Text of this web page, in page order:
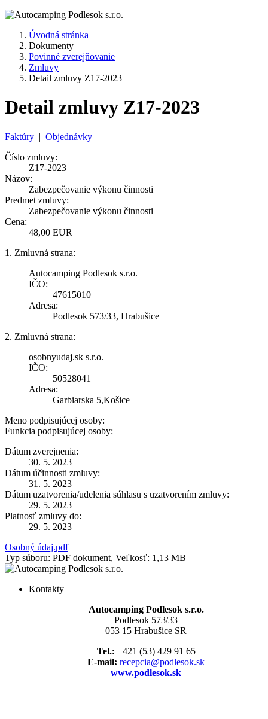
Úvodná stránka
Dokumenty
Povinné zverejňovanie
Zmluvy
Detail zmluvy Z17-2023
Detail zmluvy Z17-2023
Faktúry | Objednávky
Číslo zmluvy:
Z17-2023
Názov:
Zabezpečovanie výkonu činnosti
Predmet zmluvy:
Zabezpečovanie výkonu činnosti
Cena:
48,00 EUR
1. Zmluvná strana:
Autocamping Podlesok s.r.o.
IČO:
47615010
Adresa:
Podlesok 573/33, Hrabušice
2. Zmluvná strana:
osobnyudaj.sk s.r.o.
IČO:
50528041
Adresa:
Garbiarska 5,Košice
Meno podpisujúcej osoby:
Funkcia podpisujúcej osoby:
Dátum zverejnenia:
30. 5. 2023
Dátum účinnosti zmluvy:
31. 5. 2023
Dátum uzatvorenia/udelenia súhlasu s uzatvorením zmluvy:
29. 5. 2023
Platnosť zmluvy do:
29. 5. 2023
Osobný údaj.pdf
Typ súboru: PDF dokument, Veľkosť: 1,13 MB
Kontakty
Autocamping Podlesok s.r.o.
Podlesok 573/33
053 15 Hrabušice SR
Tel.: +421 (53) 429 91 65
E-mail: recepcia@podlesok.sk
www.podlesok.sk